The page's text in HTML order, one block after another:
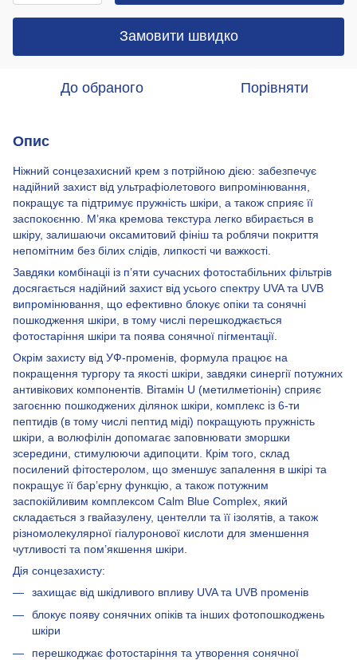
Замовити швидко
До обраного Порівняти
Опис
Ніжний сонцезахисний крем з потрійною дією: забезпечує
надійний захист від ультрафіолетового випромінювання,
покращує та підтримує пружність шкіри, а також сприяє її
заспокоєнню. М’яка кремова текстура легко вбирається в
шкіру, залишаючи оксамитовий фініш та роблячи покриття
непомітним без білих слідів, липкості чи важкості.
Завдяки комбінаціі із п’яти сучасних фотостабільних фільтрів
досягається надійний захист від усього спектру UVA та UVB
випромінювання, що ефективно блокує опіки та сонячні
пошкодження шкіри, в тому числі перешкоджається
фотостаріння шкіри та поява сонячної пігментації.
Окрім захисту від УФ-променів, формула працює на
покращення тургору та якості шкіри, завдяки синергії потужних
антивікових компонентів. Вітамін U (метилметіонін) сприяє
загоєнню пошкоджених ділянок шкіри, комплекс із 6-ти
пептидів (в тому числі пептид міді) покращують пружність
шкіри, а волюфілін допомагає заповнювати зморшки
зсередини, стимулюючи адипоцити. Крім того, склад
посилений фітостеролом, що зменшує запалення в шкірі та
покращує її бар’єрну функцію, а також потужним
заспокійливим комплексом Calm Blue Complex, який
складається з гвайазулену, центелли та її ізолятів, а також
різномолекулярної гіалуронової кислоти для зменшення
чутливості та пом’якшення шкіри.
Дія сонцезахисту:
захищає від шкідливого впливу UVA та UVB променів
блокує появу сонячних опіків та інших фотопошкоджень
шкіри
перешкоджає фотостаріння та утворення сонячної